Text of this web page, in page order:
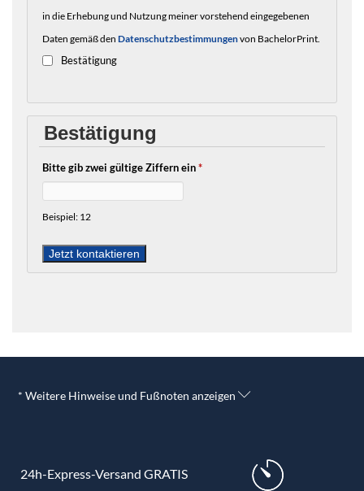
in die Erhebung und Nutzung meiner vorstehend eingegebenen
Daten gemäß den Datenschutzbestimmungenvon BachelorPrint.
Bestätigung
Bestätigung
Bitte gib zwei gültige Ziffern ein*
Beispiel: 12
* Weitere Hinweise und Fußnoten anzeigen
24h-Express-Versand GRATIS